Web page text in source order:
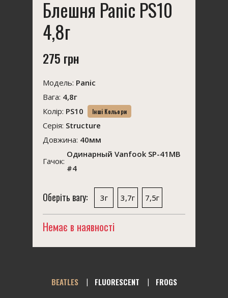
Блешня Panic PS10
4,8г
275 грн
Модель: Panic
Вага: 4,8г
Колір: PS10 Інші Кольори
Серія: Structure
Довжина: 40мм
Гачок:
Одинарный Vanfook SP-41MB
#4
Оберіть вагу: 3г 3,7г 7,5г
Немає в наявності
BEATLES FLUORESCENT
FROGS